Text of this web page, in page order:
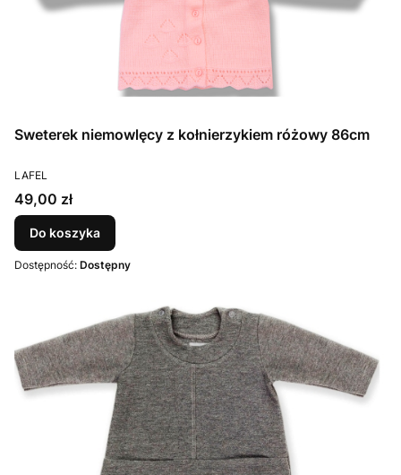
Sweterek niemowlęcy z kołnierzykiem różowy 86cm
PRODUCENT
LAFEL
Cena
49,00 zł
Do koszyka
Dostępność: Dostępny